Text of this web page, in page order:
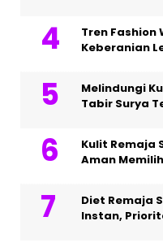
Tren Fashion
Keberanian
Melindungi
Tabir Surya
Kulit Remaja
Aman
Diet Remaja
Instan,